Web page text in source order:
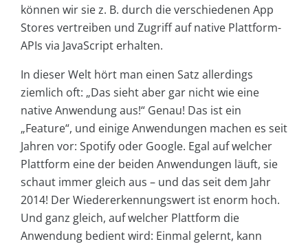
können wir sie z. B. durch die verschiedenen App
Stores vertreiben und Zugriff auf native Plattform-
APIs via JavaScript erhalten.
In dieser Welt hört man einen Satz allerdings
ziemlich oft: „Das sieht aber gar nicht wie eine
native Anwendung aus!“ Genau! Das ist ein
„Feature“, und einige Anwendungen machen es seit
Jahren vor: Spotify oder Google. Egal auf welcher
Plattform eine der beiden Anwendungen läuft, sie
schaut immer gleich aus – und das seit dem Jahr
2014! Der Wiedererkennungswert ist enorm hoch.
Und ganz gleich, auf welcher Plattform die
Anwendung bedient wird: Einmal gelernt, kann